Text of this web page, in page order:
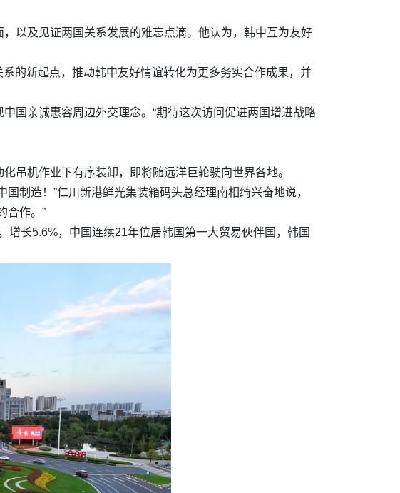
以及见证两国关系发展的难忘点滴。他认为，韩中互为友好
的新起点，推动韩中友好情谊转化为更多务实合作成果，并
国亲诚惠容周边外交理念。“期待这次访问促进两国增进战略
吊机作业下有序装卸，即将随远洋巨轮驶向世界各地。
制造！”仁川新港鲜光集装箱码头总经理南相绮兴奋地说，
合作。”
长5.6%，中国连续21年位居韩国第一大贸易伙伴国，韩国